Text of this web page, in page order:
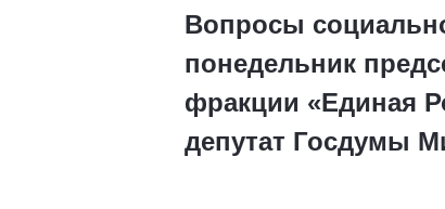
Вопросы
понедельник
фракции «Единая
депутат Госдумы